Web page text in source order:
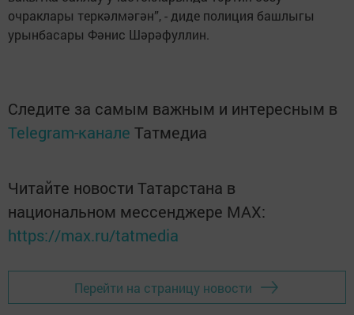
очраклары теркәлмәгән”, - диде полиция башлыгы
урынбасары Фәнис Шәрәфуллин.
Следите за самым важным и интересным в
Telegram-канале Татмедиа
Читайте новости Татарстана в
национальном мессенджере MАХ:
https://max.ru/tatmedia
Перейти на страницу новости